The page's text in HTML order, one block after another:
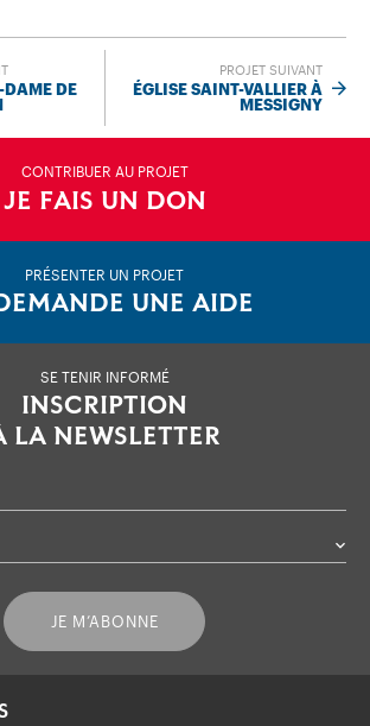
DAME DE
PROJET SUIVANT
ÉGLISE SAINT-VALLIER À
MESSIGNY
CONTRIBUER AU PROJET
JE FAIS UN DON
PRÉSENTER UN PROJET
UNE AIDE
SE TENIR INFORMÉ
INSCRIPTION
LA NEWSLETTER
JE M’ABONNE